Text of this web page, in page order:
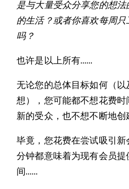
是与大量受众分享您的想
的生活？或者你喜欢每周
吗？
也许是以上所有……
无论您的总体目标如何（以
想），您可能都不想花费
新的受众，也不想不断地创
毕竟，您花费在尝试吸引
分钟都意味着为现有会员
间……